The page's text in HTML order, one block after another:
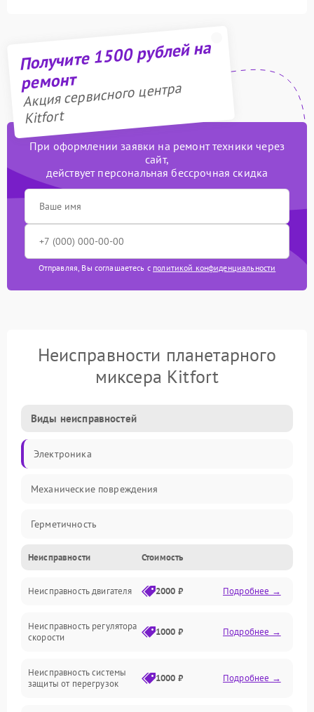
Получите 1500 рублей на
ремонт
Акция сервисного центра
Kitfort
При оформлении заявки на ремонт техники через
сайт,
действует персональная бессрочная скидка
Отправляя, Вы соглашаетесь с политикой конфиденциальности
Неисправности планетарного
миксера Kitfort
Виды неисправностей
Электроника
Механические повреждения
Герметичность
Механика
Электропитание
Привод
Неисправности Стоимость
Неисправность двигателя 2000 ₽ Подробнее →
Неисправность регулятора
скорости
1000 ₽ Подробнее →
Неисправность системы
защиты от перегрузок
1000 ₽ Подробнее →